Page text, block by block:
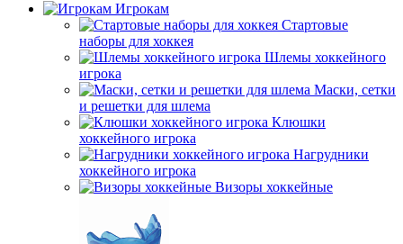
Игрокам
Стартовые
наборы для хоккея
Шлемы хоккейного
игрока
Маски, сетки
и решетки для шлема
Клюшки
хоккейного игрока
Нагрудники
хоккейного игрока
Визоры хоккейные